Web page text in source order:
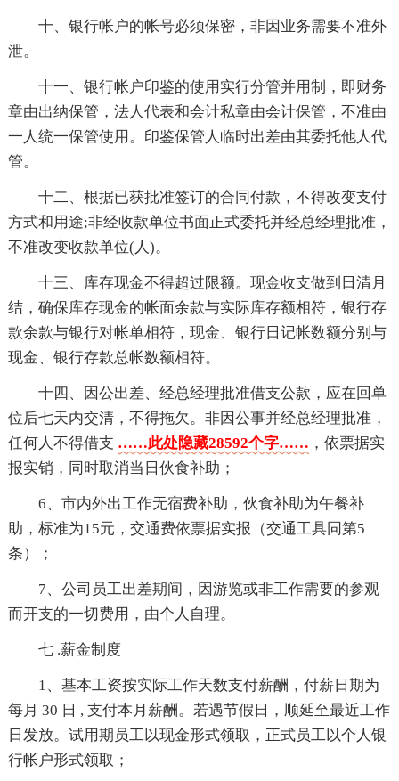
十、银行帐户的帐号必须保密，非因业务需要不准外
泄。
十一、银行帐户印鉴的使用实行分管并用制，即财务
章由出纳保管，法人代表和会计私章由会计保管，不准由
一人统一保管使用。印鉴保管人临时出差由其委托他人代
管。
十二、根据已获批准签订的合同付款，不得改变支付
方式和用途;非经收款单位书面正式委托并经总经理批准，
不准改变收款单位(人)。
十三、库存现金不得超过限额。现金收支做到日清月
结，确保库存现金的帐面余款与实际库存额相符，银行存
款余款与银行对帐单相符，现金、银行日记帐数额分别与
现金、银行存款总帐数额相符。
十四、因公出差、经总经理批准借支公款，应在回单
位后七天内交清，不得拖欠。非因公事并经总经理批准，
任何人不得借支 ……此处隐藏28592个字…… ，依票据实
报实销，同时取消当日伙食补助；
6、市内外出工作无宿费补助，伙食补助为午餐补
助，标准为15元，交通费依票据实报（交通工具同第5
条）；
7、公司员工出差期间，因游览或非工作需要的参观
而开支的一切费用，由个人自理。
七 .薪金制度
1、基本工资按实际工作天数支付薪酬，付薪日期为
每月 30 日 , 支付本月薪酬。若遇节假日，顺延至最近工作
日发放。试用期员工以现金形式领取，正式员工以个人银
行帐户形式领取；